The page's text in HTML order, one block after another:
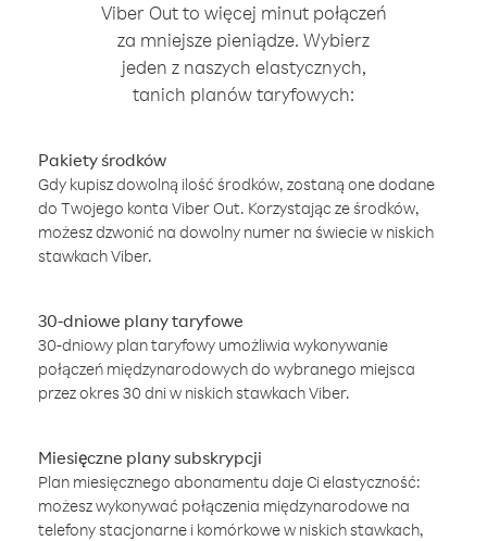
Viber Out to więcej minut połączeń
za mniejsze pieniądze. Wybierz
jeden z naszych elastycznych,
tanich planów taryfowych:
Pakiety środków
Gdy kupisz dowolną ilość środków, zostaną one dodane
do Twojego konta Viber Out. Korzystając ze środków,
możesz dzwonić na dowolny numer na świecie w niskich
stawkach Viber.
30-dniowe plany taryfowe
30-dniowy plan taryfowy umożliwia wykonywanie
połączeń międzynarodowych do wybranego miejsca
przez okres 30 dni w niskich stawkach Viber.
Miesięczne plany subskrypcji
Plan miesięcznego abonamentu daje Ci elastyczność:
możesz wykonywać połączenia międzynarodowe na
telefony stacjonarne i komórkowe w niskich stawkach,